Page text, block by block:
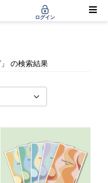
ログイン
の検索結果